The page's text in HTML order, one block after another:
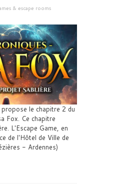
& escape rooms
propose le chapitre 2 du
Fox. Ce chapitre
L'Escape Game, en
de l'Hôtel de Ville de
- Ardennes)